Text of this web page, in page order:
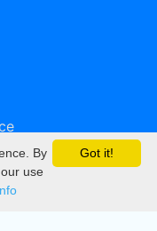
Got it!
By
use